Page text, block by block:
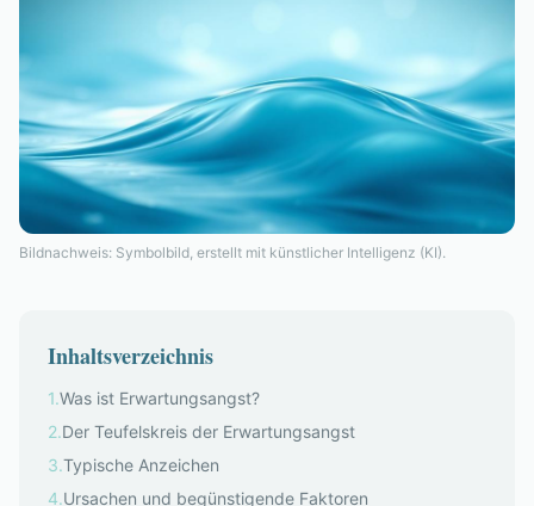
Bildnachweis: Symbolbild, erstellt mit künstlicher Intelligenz (KI).
Inhaltsverzeichnis
1.Was ist Erwartungsangst?
2.Der Teufelskreis der Erwartungsangst
3.Typische Anzeichen
4.Ursachen und begünstigende Faktoren